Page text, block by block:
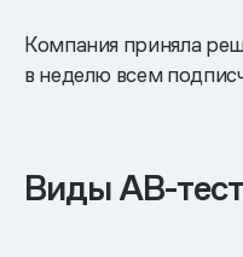
Компания приняла
в неделю всем
Виды АВ-